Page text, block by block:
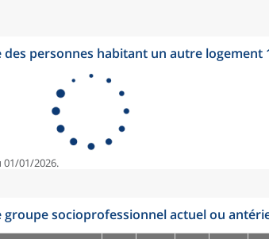
des personnes habitant un autre logement
01/01/2026.
groupe socioprofessionnel actuel ou